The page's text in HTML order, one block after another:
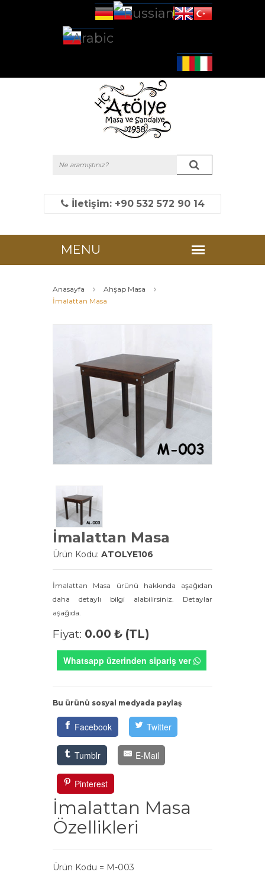
İletişim: +90 532 572 90 14
Anasayfa
Ahşap Masa
İmalattan Masa
İmalattan Masa
Ürün Kodu: ATOLYE106
İmalattan Masa ürünü hakkında aşağıdan
daha detaylı bilgi alabilirsiniz. Detaylar
aşağıda.
Fiyat: 0.00 ₺ (TL)
Whatsapp üzerinden sipariş ver
Bu ürünü sosyal medyada paylaş
Facebook Twitter
Tumblr E-Mail
Pinterest
İmalattan Masa
Özellikleri
Ürün Kodu = M-003